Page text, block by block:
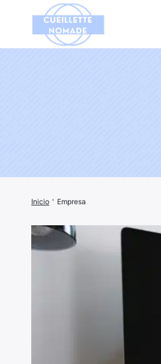
Inicio ' Empresa